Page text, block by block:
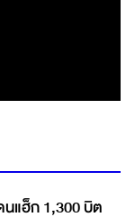
แฮ็ก 1,300 บิต